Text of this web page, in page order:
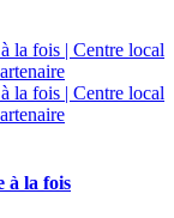
à la fois